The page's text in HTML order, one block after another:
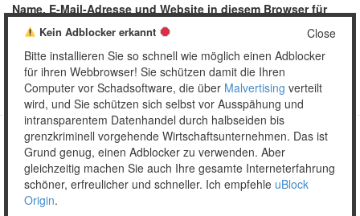
Name, E-Mail-Adresse und Website in diesem Browser für
meinen nächsten Kommentar speichern.
Copyright © 2026 Unser täglich Spam.
MobileWordPress Theme by themehall.com
Close
Kein Adblocker erkannt
Bitte installieren Sie so schnell wie möglich einen Adblocker
für ihren Webbrowser! Sie schützen damit die Ihren
Computer vor Schadsoftware, die über Malvertising verteilt
wird, und Sie schützen sich selbst vor Ausspähung und
intransparentem Datenhandel durch halbseiden bis
grenzkriminell vorgehende Wirtschaftsunternehmen. Das ist
Grund genug, einen Adblocker zu verwenden. Aber
gleichzeitig machen Sie auch Ihre gesamte Interneterfahrung
schöner, erfreulicher und schneller. Ich empfehle uBlock
Origin.